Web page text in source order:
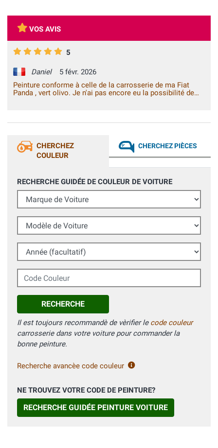
VOS AVIS
5
Daniel
5 févr. 2026
Peinture conforme à celle de la carrosserie de ma Fiat
Panda , vert olivo. Je n'ai pas encore eu la possibilité de
CHERCHEZ
COULEUR
CHERCHEZ PIÈCES
RECHERCHE GUIDÉE DE COULEUR DE VOITURE
Marque de Voiture
Modèle de Voiture
Année (facultatif)
Code Couleur
RECHERCHE
Il est toujours recommandè de vèrifier le code couleur
carrosserie dans votre voiture pour commander la
bonne peinture.
Recherche avancèe code couleur
NE TROUVEZ VOTRE CODE DE PEINTURE?
RECHERCHE GUIDÉE PEINTURE VOITURE